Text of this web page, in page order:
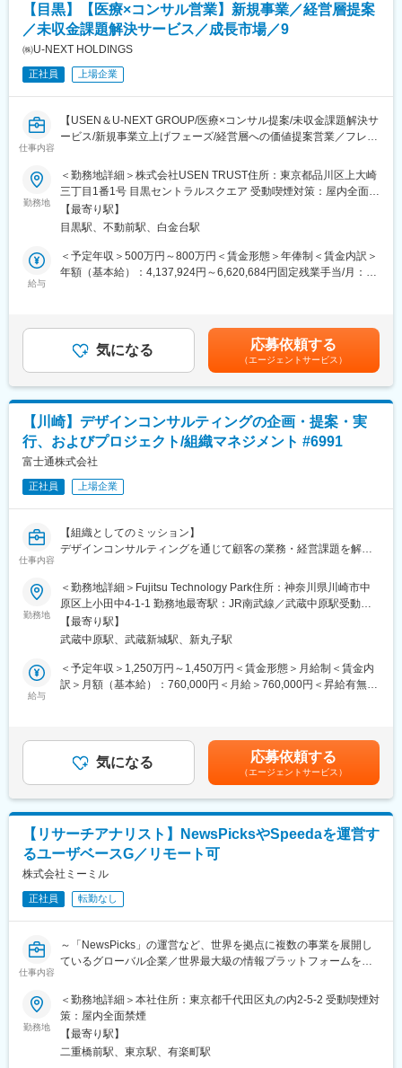
「働き方改革関連法」によって、1人当たりの働く時間に制限がか
かり、構造変革の必要性に迫られている現状です。
これからはデータとルールによって「簡単に誰にでもできる建設
業」が必要です。デジタルテクノロジーの力で変革をサポートし
ていくことが、私達のミッションです。
■募集背景：
当社は脱炭素をはじめとするサステナビリティ経営を推進するサ
ービスを展開しており、事業拡大に伴いサステナビリティ／環境
関連のコンサルタントを増員募集します。
創業以来、GHG（温室効果ガス）排出量を算定・可視化する
「Zero board」を開発してきましたが、今後は「Zero board」を
中核としたZero
board Sustainability Pratformを創り出し、お客様のサステナビリ
ティ経営に寄り添い、お客様の企業価値向上を包括的にサポート
直近、顧客の経営戦略×サステナビリティに関連するコンサルティ
ングニーズが拡大してきており、一緒に顧客へ価値提供してくだ
さる仲間を増員します。
・脱炭素という世の中の大きなテーマを、日本全体を巻き込んで
解決していくための土台作りに関われます。
変更の範囲：会社の定める業務
【目黒】【医療×コンサル営業】新規事業／経営層提案
／未収金課題解決サービス／成長市場／9
㈱U-NEXT HOLDINGS
正社員 上場企業
仕事内容
【USEN＆U-NEXT GROUP/医療×コンサル提案/未収金課題解決サ
ービス/新規事業立上げフェーズ/経営層への価値提案営業／フレッ
■部門やポジションの役割
医療機関の経営課題に対し、保証サービスを軸にコンサルティン
グ要素の強い営業を担います。単なる導入ではなく、医療機関の
収益構造改善に寄与する役割です。
※サービス詳細：https://usen-trust.co.jp/news/info/post-26.html
加によりこれらの課題は拡大傾向にあり、医療機関・患者双方に
とって「保証サービス」の必要性が急速に高まっています。
します。
・経営層に対する課題ヒアリングと提案設計
・未収金削減効果の定量分析・提案
・導入プロジェクト推進
・医療コンサル・代理店とのアライアンス推進
※USEN＆U-NEXT GROUPの基盤をもとにした新規営業（営業同
行での提案）が当初メインミッションとなります。
■組織構成：
立ち上げフェーズ（2名→4名予定）で裁量の大きい環境
■やりがいや魅力
・経営視点での提案が可能（事務改善・収益改善）
・急拡大市場で自ら事業を作る経験
・社会課題（高齢化・未収金問題）に直結する領域
■働き方：
・出張頻度：月1～2回程度を見込んでおりますが営業状況により
営業活動の状況や出張、繁忙期等によっては、帰社後の事務作業
等により1日あたり1～2時間程の残業発生可能性あり
■同社の特徴：
医療費未収や保証人不足といった構造的課題に対し、保証という
金融機能で解決する新領域。USEN＆U-NEXT GROUPのBtoB基盤
とのシナジーにより急速な拡大が期待されています。将来的には
業界トップクラス規模を目指しており、事業成長とともに自身の
市場価値を高められる環境です。評価は成果に加え、仕組みづく
りや連携力も重視します。
勤務地
＜勤務地詳細＞株式会社USEN TRUST住所：東京都品川区上大崎
三丁目1番1号 目黒セントラルスクエア 受動喫煙対策：屋内全面禁
煙変更の範囲：会社の定める事業所
【最寄り駅】
目黒駅、不動前駅、白金台駅
給与
＜予定年収＞500万円～800万円＜賃金形態＞年俸制＜賃金内訳＞
年額（基本給）：4,137,924円～6,620,684円固定残業手当/月：
補足＞※年俸額の1／14が月収金額となります。また、6月と12月
に年俸額の1／14を別途支給いたします。■年俸改定：年1回（11
月）賃金はあくまでも目安の金額であり、選考を通じて上下する
可能性があります。月給(月額)は固定手当を含めた表記です。
気になる 応募依頼する
（エージェントサービス）
【川崎】デザインコンサルティングの企画・提案・実
行、およびプロジェクト/組織マネジメント #6991
富士通株式会社
正社員 上場企業
仕事内容
【組織としてのミッション】
デザインコンサルティングを通じて顧客の業務・経営課題を解決
もに、組織全体のデザインコンサルティング能力の高度化を実現
する。
【募集背景と応募者へのメッセージ】
デザインを起点としたコンサルティング需要の拡大に伴い、戦略
を実行フェーズへ落とし込み、実際の案件創出・デリバリーをリ
ードできるマネジメント人材が求められている。
プロジェクトと組織の双方をリードし、実行責任を持って成果創
出を牽引したい方の応募を期待する。
【募集範囲と具体的業務内容】
■担当業務・PJ概要
デザインコンサルティングの実行責任者として、BTC型コンサル
タントの立場で重要顧客の業界課題を深く捉え、CX起点の解決策
を提案し案件獲得をリードします。ユーザー調査・サービス設
計・プロトタイピング等を用いて、提案に留まらず実行・デリバ
リーまで一貫して伴走し、品質担保とプロジェクトマネジメント
を遂行します。併せて、体制設計とリソース最適化を行い、事業
部門・関係部署と連携してプロジェクト推進力を最大化します。
し、新規事業機会の共創と長期パートナーシップ構築につなげま
す。さらに、チームリーダー・メンバーの育成とナレッジマネジ
メントを推進し、生成AIを活用した分析やプロセス高度化により
提供価値と生産性の向上を図ります。
勤務地
＜勤務地詳細＞Fujitsu Technology Park住所：神奈川県川崎市中
原区上小田中4-1-1 勤務地最寄駅：JR南武線／武蔵中原駅受動喫
煙対策：屋内全面禁煙変更の範囲：会社の定める事業所（リモー
トワーク含む）
【最寄り駅】
武蔵中原駅、武蔵新城駅、新丸子駅
給与
＜予定年収＞1,250万円～1,450万円＜賃金形態＞月給制＜賃金内
訳＞月額（基本給）：760,000円＜月給＞760,000円＜昇給有無＞
じて上下する可能性があります。月給(月額)は固定手当を含めた表
記です。気になる 応募依頼する
（エージェントサービス）
【リサーチアナリスト】NewsPicksやSpeedaを運営す
るユーザベースG／リモート可
株式会社ミーミル
正社員 転勤なし
仕事内容
～「NewsPicks」の運営など、世界を拠点に複数の事業を展開し
ているグローバル企業／世界最大級の情報プラットフォームを展
クライアント企業からの調査依頼を受け、クライアントの課題や
調査テーマを正確に把握したうえで、関連分野に詳しいエキスパ
ートを提案します。
その後、双方の合意をもとにインタビューを調整します。
勤務地
＜勤務地詳細＞本社住所：東京都千代田区丸の内2-5-2 受動喫煙対
策：屋内全面禁煙
【最寄り駅】
二重橋前駅、東京駅、有楽町駅